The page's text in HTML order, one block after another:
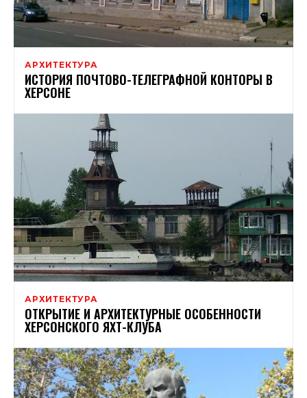
АРХИТЕКТУРА
ИСТОРИЯ ПОЧТОВО-ТЕЛЕГРАФНОЙ КОНТОРЫ В
ХЕРСОНЕ
АРХИТЕКТУРА
ОТКРЫТИЕ И АРХИТЕКТУРНЫЕ ОСОБЕННОСТИ
ХЕРСОНСКОГО ЯХТ-КЛУБА